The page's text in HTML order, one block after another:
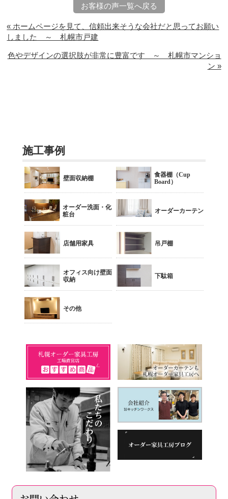
お客様の声一覧へ戻る
« ホームページを見て、信頼出来そうな会社だと思ってお願い
しました ～ 札幌市戸建
色やデザインの選択肢が非常に豊富です ～ 札幌市マンショ
ン »
施工事例
壁面収納棚
食器棚（Cup
Board）
オーダー洗面・化
粧台
オーダーカーテン
店舗用家具 吊戸棚
オフィス向け壁面
収納
下駄箱
その他